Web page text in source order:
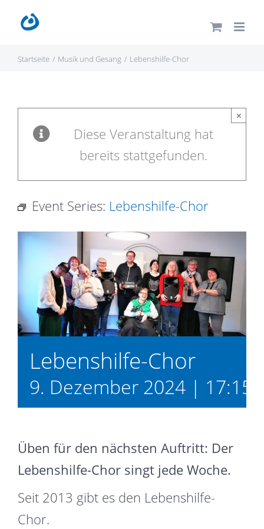
Inhalt
springen
Startseite Musik und Gesang Lebens­hilfe-­Chor
Diese Veranstaltung hat
bereits stattgefunden.
×
Event Series: Lebens­hilfe-­Chor
Lebens­hilfe-­Chor
9. Dezember 2024 | 17:15
Üben für den nächsten Auftritt: Der
Lebenshilfe-Chor singt jede Woche.
Seit 2013 gibt es den Lebenshilfe-
Chor.